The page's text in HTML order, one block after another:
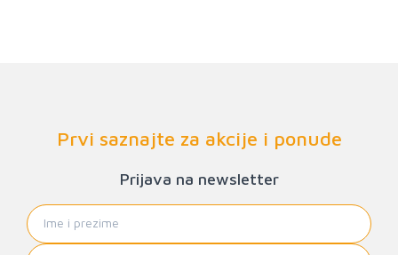
Prvi saznajte za akcije i ponude
Prijava na newsletter